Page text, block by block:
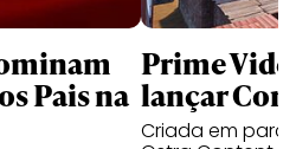
Pais na
Prime
lançar
Criada em